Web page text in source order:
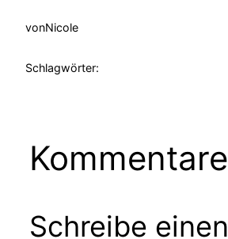
vonNicole
Schlagwörter:
Kommentare
Schreibe einen